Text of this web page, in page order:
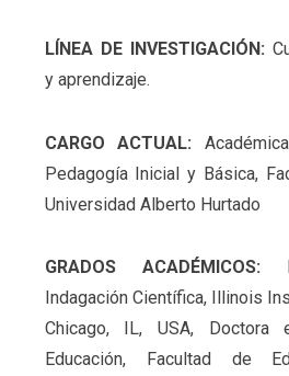
LÍNEA DE INVESTIGACIÓN:
y aprendizaje.
CARGO ACTUAL:
Pedagogía Inicial y Básica,
Universidad Alberto Hurtado
GRADOS ACADÉMICOS:
Indagación Científica, Illinois
Chicago, IL, USA,
Educación, Facultad de